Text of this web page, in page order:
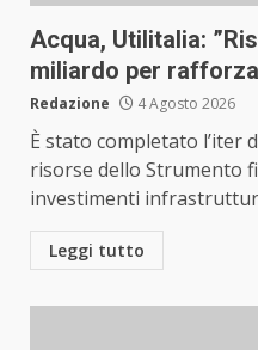
Acqua, Utilitalia:
miliardo per
Redazione 4 Agosto 2026
È stato completato l’iter
risorse dello Strumento
investimenti
Leggi tutto